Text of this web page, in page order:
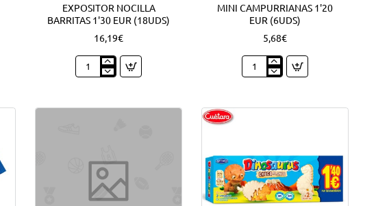
EXPOSITOR NOCILLA
BARRITAS 1'30 EUR (18UDS)
16,19€
Expositor
MINI CAMPURRIANAS 1'20
EUR (6UDS)
5,68€
Mini